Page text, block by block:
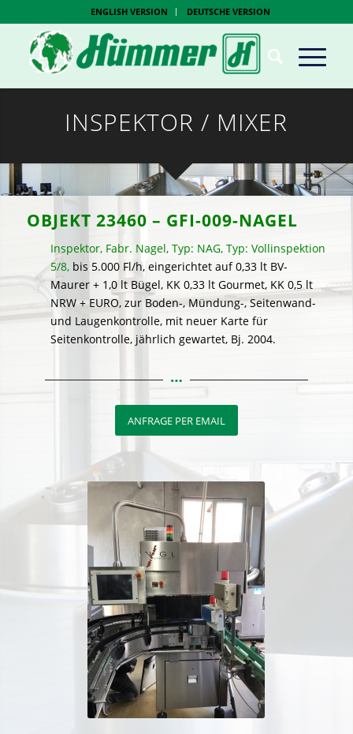
ENGLISH VERSION DEUTSCHE VERSION
INSPEKTOR / MIXER
OBJEKT 23460 – GFI-009-NAGEL
Inspektor, Fabr. Nagel, Typ: NAG, Typ: Vollinspektion
5/8,bis 5.000 Fl/h, eingerichtet auf 0,33 lt BV-
Maurer + 1,0 lt Bügel, KK 0,33 lt Gourmet, KK 0,5 lt
NRW + EURO, zur Boden-, Mündung-, Seitenwand-
und Laugenkontrolle, mit neuer Karte für
Seitenkontrolle, jährlich gewartet, Bj. 2004.
ANFRAGE PER EMAIL